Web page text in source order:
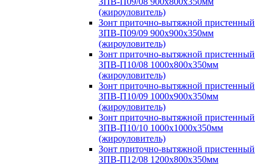
(жироуловитель)
Зонт приточно-вытяжной пристенный
ЗПВ-П09/09 900х900х350мм
(жироуловитель)
Зонт приточно-вытяжной пристенный
ЗПВ-П10/08 1000х800х350мм
(жироуловитель)
Зонт приточно-вытяжной пристенный
ЗПВ-П10/09 1000х900х350мм
(жироуловитель)
Зонт приточно-вытяжной пристенный
ЗПВ-П10/10 1000х1000х350мм
(жироуловитель)
Зонт приточно-вытяжной пристенный
ЗПВ-П12/08 1200х800х350мм